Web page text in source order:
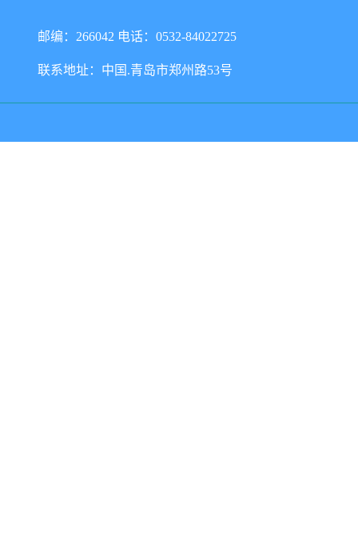
邮编：266042 电话：0532-84022725
联系地址：中国.青岛市郑州路53号